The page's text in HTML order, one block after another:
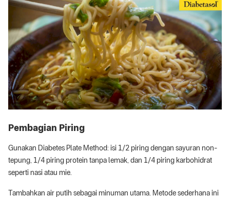
Pembagian Piring
Gunakan Diabetes Plate Method: isi 1/2 piring dengan sayuran non-
tepung, 1/4 piring protein tanpa lemak, dan 1/4 piring karbohidrat
seperti nasi atau mie.
Tambahkan air putih sebagai minuman utama. Metode sederhana ini